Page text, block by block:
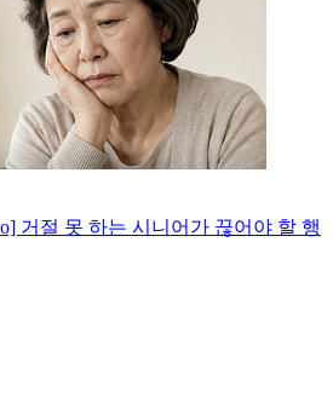
거절 못 하는 시니어가 끊어야 할 행